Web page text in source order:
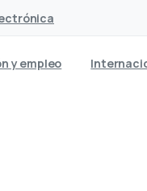
y empleo